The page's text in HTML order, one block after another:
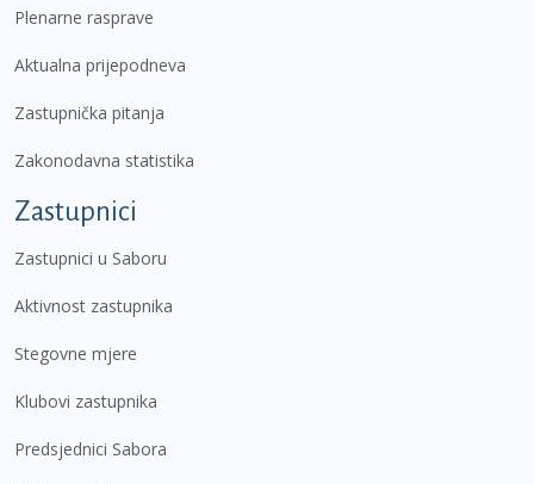
Plenarne rasprave
Aktualna prijepodneva
Zastupnička pitanja
Zakonodavna statistika
Zastupnici
Zastupnici u Saboru
Aktivnost zastupnika
Stegovne mjere
Klubovi zastupnika
Predsjednici Sabora